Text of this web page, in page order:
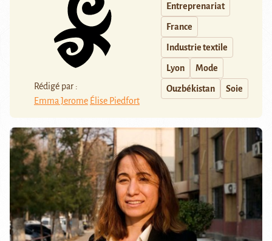
Rédigé par :
Emma Jerome Élise Piedfort
Entreprenariat
France
Industrie textile
Lyon Mode
Ouzbékistan Soie